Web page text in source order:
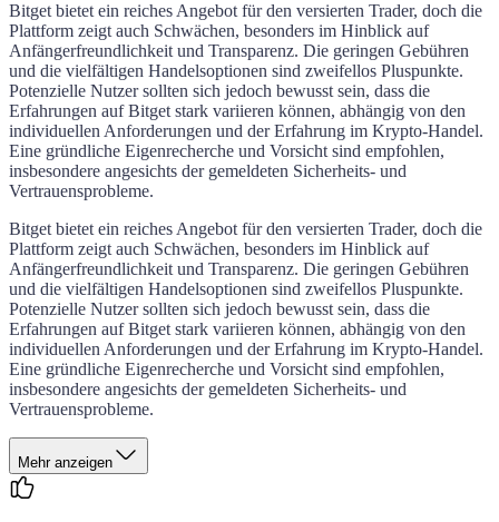
Bitget bietet ein reiches Angebot für den versierten Trader, doch die
Plattform zeigt auch Schwächen, besonders im Hinblick auf
Anfängerfreundlichkeit und Transparenz. Die geringen Gebühren
und die vielfältigen Handelsoptionen sind zweifellos Pluspunkte.
Potenzielle Nutzer sollten sich jedoch bewusst sein, dass die
Erfahrungen auf Bitget stark variieren können, abhängig von den
individuellen Anforderungen und der Erfahrung im Krypto-Handel.
Eine gründliche Eigenrecherche und Vorsicht sind empfohlen,
insbesondere angesichts der gemeldeten Sicherheits- und
Vertrauensprobleme.
Bitget bietet ein reiches Angebot für den versierten Trader, doch die
Plattform zeigt auch Schwächen, besonders im Hinblick auf
Anfängerfreundlichkeit und Transparenz. Die geringen Gebühren
und die vielfältigen Handelsoptionen sind zweifellos Pluspunkte.
Potenzielle Nutzer sollten sich jedoch bewusst sein, dass die
Erfahrungen auf Bitget stark variieren können, abhängig von den
individuellen Anforderungen und der Erfahrung im Krypto-Handel.
Eine gründliche Eigenrecherche und Vorsicht sind empfohlen,
insbesondere angesichts der gemeldeten Sicherheits- und
Vertrauensprobleme.
Mehr anzeigen